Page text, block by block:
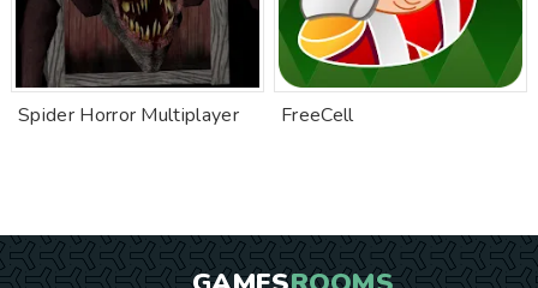
Spider Horror Multiplayer FreeCell